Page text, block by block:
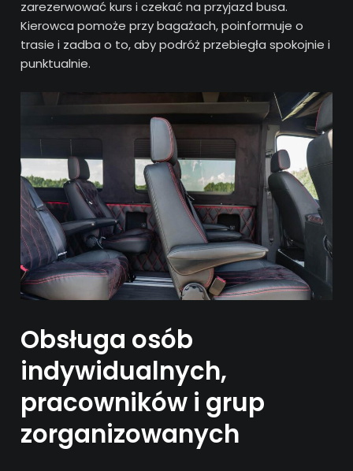
zarezerwować kurs i czekać na przyjazd busa.
Kierowca pomoże przy bagażach, poinformuje o
trasie i zadba o to, aby podróż przebiegła spokojnie i
punktualnie.
Obsługa osób
indywidualnych,
pracowników i grup
zorganizowanych